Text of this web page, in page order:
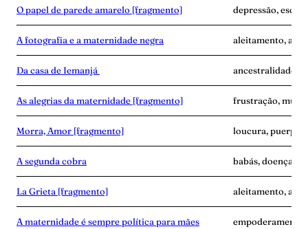
O papel de parede amarelo [fragmento] depressão,
A fotografia e a maternidade negra aleitamento,
Da casa de Iemanjá ancestralidade,
As alegrias da maternidade [fragmento] frustração,
Morra, Amor [fragmento] loucura,
A segunda cobra babás, doença,
La Grieta [fragmento] aleitamento, avó,
A maternidade é sempre política para mães